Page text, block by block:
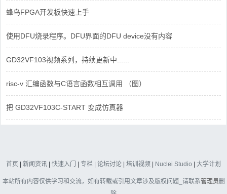
蜂鸟FPGA开发板快速上手
使用DFU烧录程序。DFU界面的DFU device没有内容
GD32VF103视频系列，持续更新中......
risc-v 汇编函数与C语言函数相互调用 （图）
把 GD32VF103C-START 变成仿真器
首页 | 新闻资讯 | 快速入门 | 专栏 | 论坛讨论 | 培训视频 | Nuclei Studio | 大学计划
本站所有内容仅供学习和交流，如有转载或引用文章涉及版权问题_请联系管理员删